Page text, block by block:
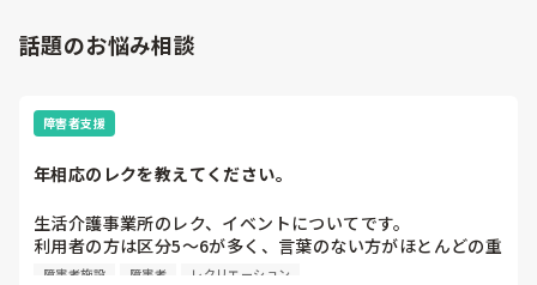
話題のお悩み相談
障害者支援
年相応のレクを教えてください。
生活介護事業所のレク、イベントについてです。
利用者の方は区分5〜6が多く、言葉のない方がほとんどの重
度〜最重度の方々です。
障害者施設 障害者 レクリエーション